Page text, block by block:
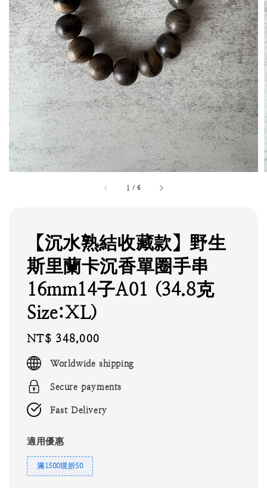
1 /6
【沉水熟結收藏款】野生
斯里蘭卡沉香單圈手串
16mm14子A01 (34.8克
Size:XL)
Regular
price
NT$ 348,000
Worldwide shipping
Secure payments
Fast Delivery
適用優惠
滿1500現折50